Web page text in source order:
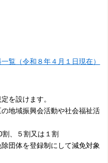
覧（令和８年４月１日現在）
を設けます。
地域振興会活動や社会福祉活
、５割又は１割
団体を登録制にして減免対象